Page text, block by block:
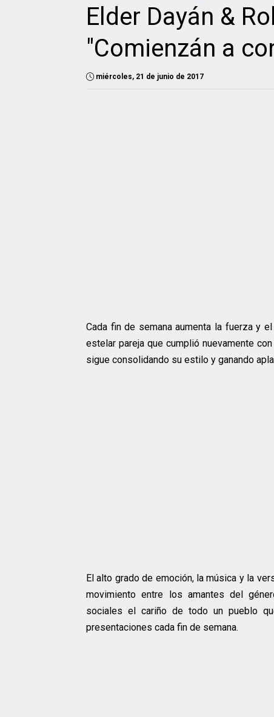
Elder Dayán &
"Comienzán a
miércoles, 21 de junio de 2017
Cada fin de semana aumenta la fuerza y
estelar pareja que cumplió nuevamente
sigue consolidando su estilo y ganando
El alto grado de emoción, la música y la
movimiento entre los amantes del
sociales el cariño de todo un pueblo
presentaciones cada fin de semana.